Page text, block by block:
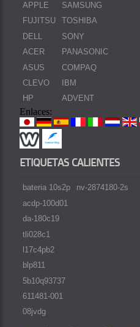
APPLE
FUJITSU
DELL
ACER
ASUS
CLEVO
HP
SAMSUNG
TOSHIBA
SONY
PANASONIC
COMPAQ
IBM
ADVENT
Enlaces:
ETIQUETAS CALIENTES
bateria 10s2p
acdp-100d01
da-180c19
tli028c1
l17c4pb2
blp811
5b10q93737
611481-001
08jvdg
nv-2874180-2s